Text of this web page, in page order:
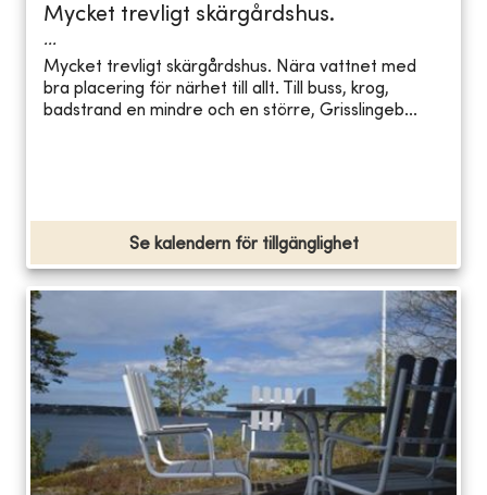
Mycket trevligt skärgårdshus.
...
Mycket trevligt skärgårdshus. Nära vattnet med
bra placering för närhet till allt. Till buss, krog,
badstrand en mindre och en större, Grisslingeb...
Se kalendern för tillgänglighet